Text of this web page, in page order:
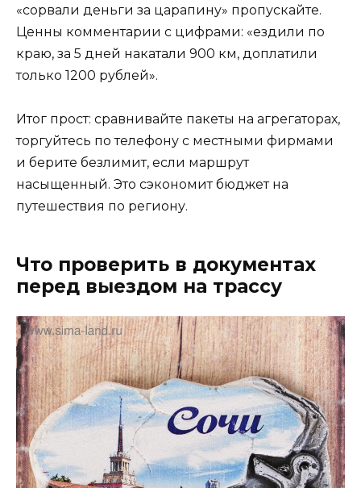
«сорвали деньги за царапину» пропускайте.
Ценны комментарии с цифрами: «ездили по
краю, за 5 дней накатали 900 км, доплатили
только 1200 рублей».
Итог прост: сравнивайте пакеты на агрегаторах,
торгуйтесь по телефону с местными фирмами
и берите безлимит, если маршрут
насыщенный. Это сэкономит бюджет на
путешествия по региону.
Что проверить в документах
перед выездом на трассу